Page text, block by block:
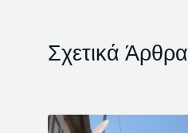
Σχετικά Άρθρα